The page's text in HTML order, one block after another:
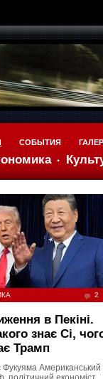
СОБЫТИЯ
2
в Пекіні.
знає Сі,
Трамп
Фукуяма Американський